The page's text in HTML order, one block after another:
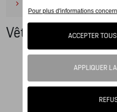
Vêtements